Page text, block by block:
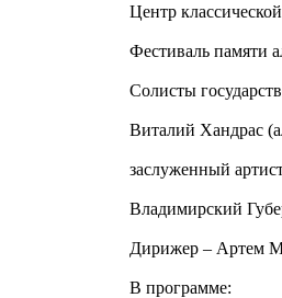
Центр
Фестиваль памяти
Солисты
Виталий Хандрас
заслуженный
Владимирский
Дирижер – Артем
В программе: